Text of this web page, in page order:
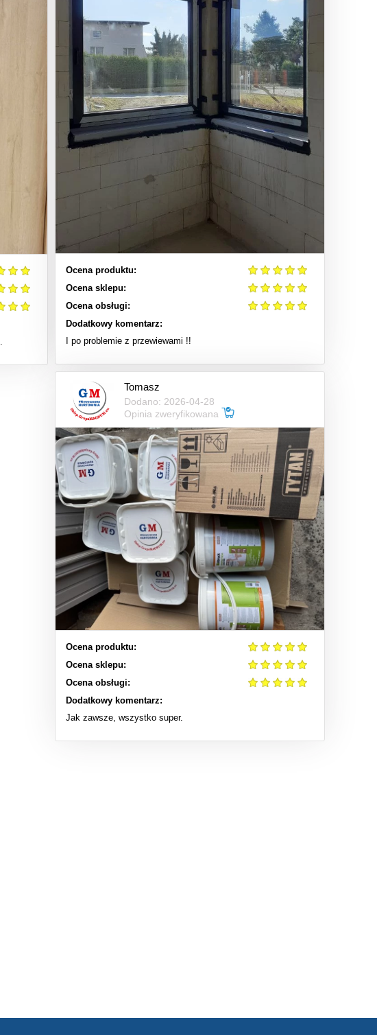
Ocena produktu:
Ocena sklepu:
Ocena obsługi:
Dodatkowy komentarz:
I po problemie z przewiewami !!
Tomasz
Dodano: 2026-04-28
Opinia zweryfikowana
Ocena produktu:
Ocena sklepu:
Ocena obsługi:
Dodatkowy komentarz:
Jak zawsze, wszystko super.